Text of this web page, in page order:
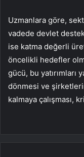
Uzmanlara göre,
vadede devlet
ise katma değerli
öncelikli hedefler
gücü, bu yatırımları
dönmesi ve
kalmaya çalışması,